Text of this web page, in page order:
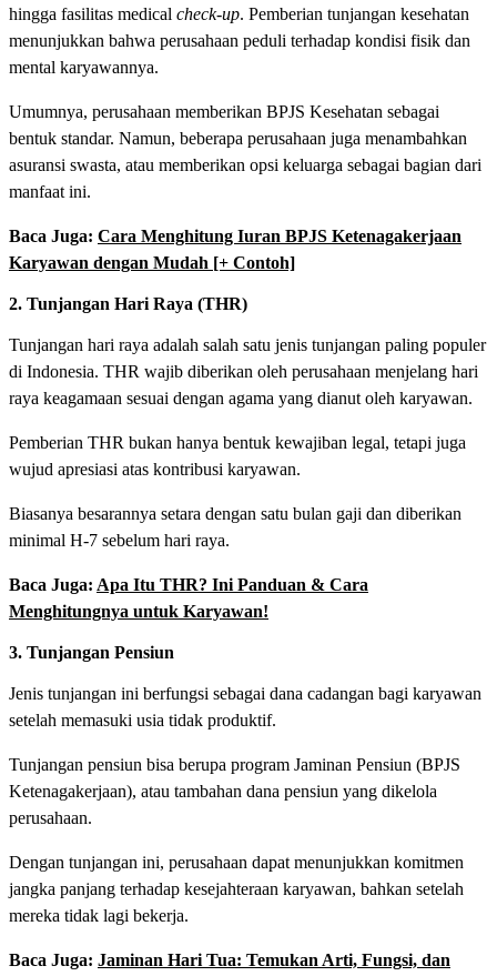
hingga fasilitas medical check-up. Pemberian tunjangan kesehatan
menunjukkan bahwa perusahaan peduli terhadap kondisi fisik dan
mental karyawannya.
Umumnya, perusahaan memberikan BPJS Kesehatan sebagai
bentuk standar. Namun, beberapa perusahaan juga menambahkan
asuransi swasta, atau memberikan opsi keluarga sebagai bagian dari
manfaat ini.
Baca Juga: Cara Menghitung Iuran BPJS Ketenagakerjaan
Karyawan dengan Mudah [+ Contoh]
2. Tunjangan Hari Raya (THR)
Tunjangan hari raya adalah salah satu jenis tunjangan paling populer
di Indonesia. THR wajib diberikan oleh perusahaan menjelang hari
raya keagamaan sesuai dengan agama yang dianut oleh karyawan.
Pemberian THR bukan hanya bentuk kewajiban legal, tetapi juga
wujud apresiasi atas kontribusi karyawan.
Biasanya besarannya setara dengan satu bulan gaji dan diberikan
minimal H-7 sebelum hari raya.
Baca Juga: Apa Itu THR? Ini Panduan & Cara
Menghitungnya untuk Karyawan!
3. Tunjangan Pensiun
Jenis tunjangan ini berfungsi sebagai dana cadangan bagi karyawan
setelah memasuki usia tidak produktif.
Tunjangan pensiun bisa berupa program Jaminan Pensiun (BPJS
Ketenagakerjaan), atau tambahan dana pensiun yang dikelola
perusahaan.
Dengan tunjangan ini, perusahaan dapat menunjukkan komitmen
jangka panjang terhadap kesejahteraan karyawan, bahkan setelah
mereka tidak lagi bekerja.
Baca Juga: Jaminan Hari Tua: Temukan Arti, Fungsi, dan